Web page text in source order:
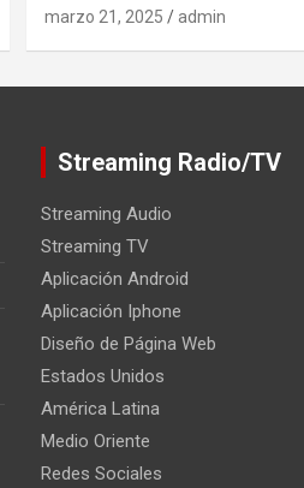
marzo 21, 2025 admin
Streaming Radio/TV
Streaming Audio
Streaming TV
Aplicación Android
Aplicación Iphone
Diseño de Página Web
Estados Unidos
América Latina
Medio Oriente
Redes Sociales